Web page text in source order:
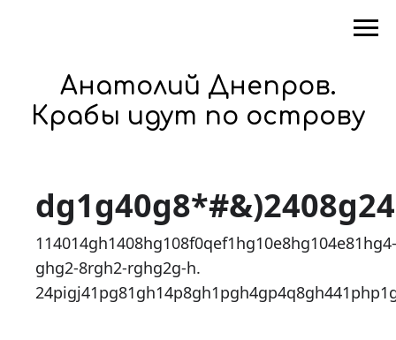
Анатолий Днепров.
Крабы идут по острову
114014gh1408hg108f0qef1hg10e8hg104e81hg4-
ghg2-8rgh2-rghg2g-h.